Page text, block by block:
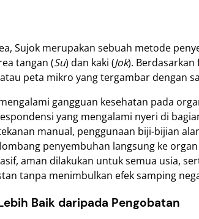
Sujok merupakan sebuah metode
tangan (Su) dan kaki (Jok).
peta mikro yang tergambar dengan
gangguan kesehatan pada
yang mengalami nyeri di
manual, penggunaan biji-bijian
penyembuhan langsung ke
aman dilakukan untuk semua usia,
tanpa menimbulkan efek samping
Baik daripada Pengobatan